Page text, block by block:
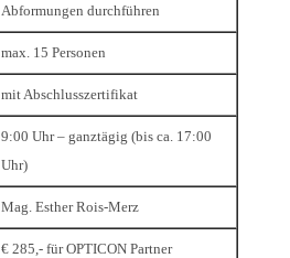
Abformungen durchführen
max. 15 Personen
mit Abschlusszertifikat
9:00 Uhr – ganztägig (bis ca. 17:00
Uhr)
Mag. Esther Rois-Merz
€ 285,- für OPTICON Partner